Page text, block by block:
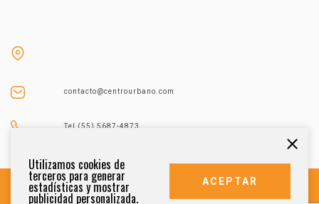
contacto@centrourbano.com
Tel (55) 5687-4873
Utilizamos cookies de
terceros para generar
estadísticas y mostrar
publicidad personalizada.
ACEPTAR